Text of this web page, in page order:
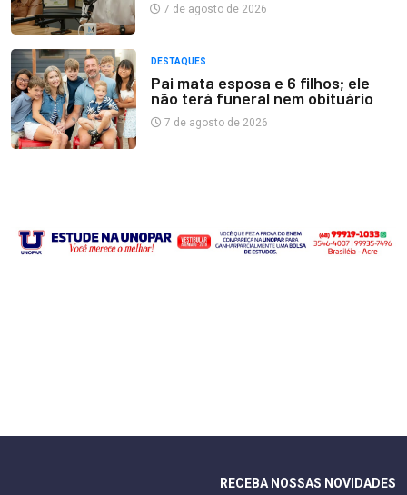
7 de agosto de 2026
DESTAQUES
Pai mata esposa e 6 filhos; ele
não terá funeral nem obituário
7 de agosto de 2026
RECEBA NOSSAS NOVIDADES